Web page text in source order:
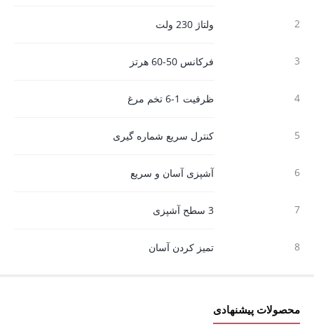
2 ولتاژ 230 ولت
3 فرکانس 50-60 هرتز
4 ظرفیت 1-6 تخم مرغ
5 کنترل سریع شماره گیری
6 آشپزی آسان و سریع
7 3 سطح آشپزی
8 تمیز کردن آسان
محصولات پیشنهادی